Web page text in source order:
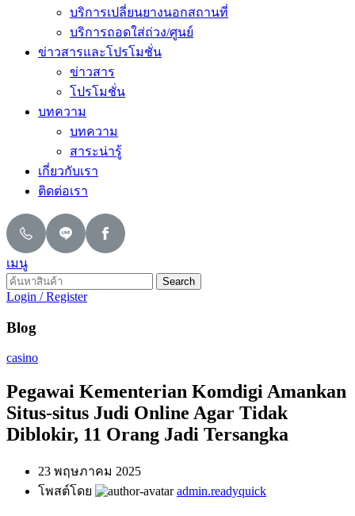
บริการเปลี่ยนยางนอกสถานที่
บริการถอดใส่ถ่วง/ศูนย์
ข่าวสารและโปรโมชั่น
ข่าวสาร
โปรโมชั่น
บทความ
บทความ
สาระน่ารู้
เกี่ยวกับเรา
ติดต่อเรา
เมนู
Search
Login / Register
Blog
casino
Pegawai Kementerian Komdigi Amankan
Situs-situs Judi Online Agar Tidak
Diblokir, 11 Orang Jadi Tersangka
23 พฤษภาคม 2025
โพสต์โดย
admin.readyquick